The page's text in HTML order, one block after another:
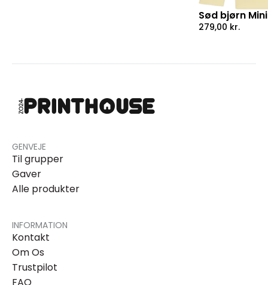
Sød bjørn
279,00 kr.
GENVEJE
Til grupper
Gaver
Alle produkter
INFORMATION
Kontakt
Om Os
Trustpilot